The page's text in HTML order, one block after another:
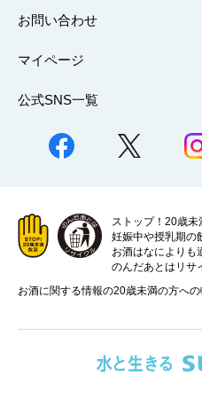
お問い合わせ
マイページ
公式SNS一覧
ストップ！20歳未
妊娠中や授乳期の
お酒はなによりも
のんだあとはリサ
お酒に関する情報の20歳未満の方へ